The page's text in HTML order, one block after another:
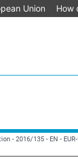
Union How
- 2016/135 - EN -